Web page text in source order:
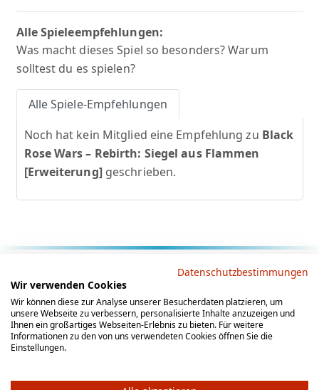
Alle Spieleempfehlungen:
Was macht dieses Spiel so besonders? Warum
solltest du es spielen?
Alle Spiele-Empfehlungen
Noch hat kein Mitglied eine Empfehlung zu Black
Rose Wars – Rebirth: Siegel aus Flammen
[Erweiterung]geschrieben.
AGB Datenschutz
Impressum
Social Media
Datenschutzbestimmungen
Wir verwenden Cookies
Wir können diese zur Analyse unserer Besucherdaten platzieren, um
unsere Webseite zu verbessern, personalisierte Inhalte anzuzeigen und
Ihnen ein großartiges Webseiten-Erlebnis zu bieten. Für weitere
Informationen zu den von uns verwendeten Cookies öffnen Sie die
Einstellungen.